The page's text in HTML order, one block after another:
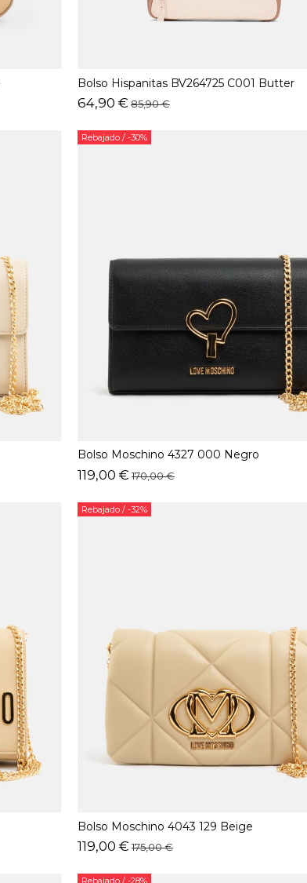
Bolso Hispanitas BV264725 C001 Butter
64,90 € 85,90 €
Rebajado / -30%
Bolso Moschino 4327 000 Negro
119,00 € 170,00 €
Rebajado / -32%
Bolso Moschino 4043 129 Beige
119,00 € 175,00 €
Rebajado / -28%